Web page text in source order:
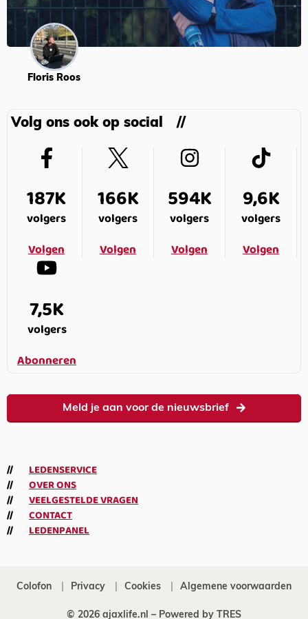
Floris Roos
Volg ons ook op social
187K
volgers
Volgen
166K
volgers
Volgen
594K
volgers
Volgen
9,6K
volgers
Volgen
7,5K
volgers
Abonneren
Meld je aan voor de nieuwsbrief
LEDENSERVICE
OVER ONS
VEELGESTELDE VRAGEN
CONTACT
LEDENPANEL
Colofon Privacy Cookies Algemene voorwaarden
© 2026 ajaxlife.nl – Powered by TRES